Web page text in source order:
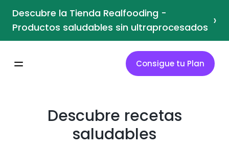
Descubre la Tienda Realfooding -
Productos saludables sin ultraprocesados ›
Consigue tu Plan
Descubre recetas
saludables